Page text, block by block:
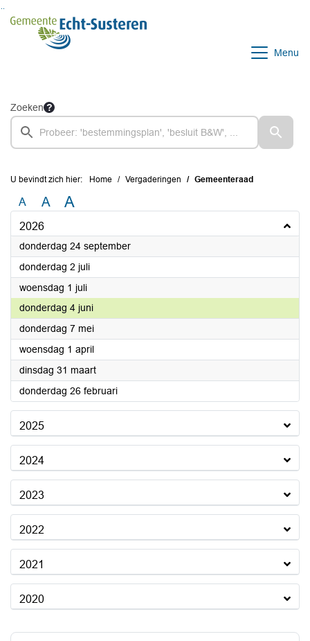
Ga naar de inhoud van deze pagina
Ga naar het zoeken
Ga naar het menu
Menu
Zoeken
U bevindt zich hier: Home Vergaderingen Gemeenteraad
A A A
2026
donderdag 24 september2026
donderdag 2 juli2026
woensdag 1 juli2026
donderdag 4 juni2026
donderdag 7 mei2026
woensdag 1 april2026
dinsdag 31 maart2026
donderdag 26 februari2026
2025
2024
2023
2022
2021
2020